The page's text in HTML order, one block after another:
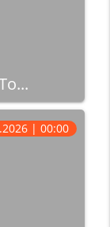
| 00:00